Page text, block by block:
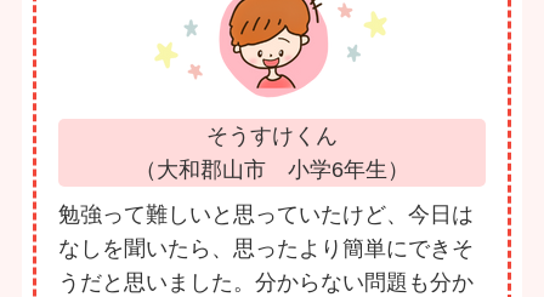
そうすけくん
（大和郡山市 小学6年生）
勉強って難しいと思っていたけど、今日は
なしを聞いたら、思ったより簡単にできそ
うだと思いました。分からない問題も分か